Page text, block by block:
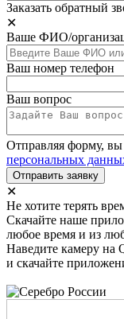
Заказать обратный
✕
Ваше ФИО/
Ваш номер телефон
Ваш вопрос
Отправляя форму, вы
персональных
Отправить заявку
✕
Не хотите терять
Скачайте наше
любое время и из
Наведите камеру на
и скачайте